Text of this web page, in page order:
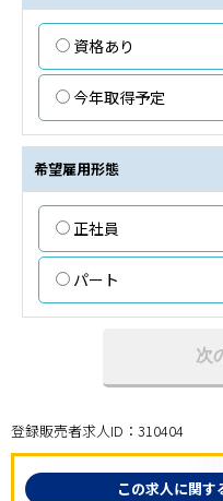
資格あり
今年取得予定
希望雇用形態
正社員
パート
次
登録販売者求人ID：310404
この求人に関す